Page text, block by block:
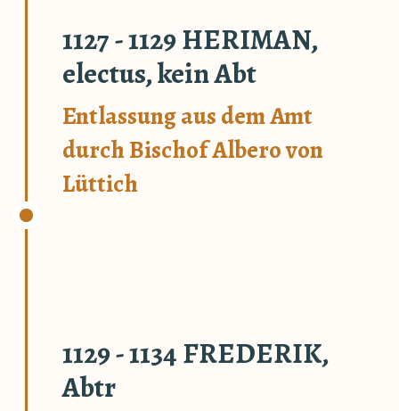
1127 - 1129 HERIMAN,
electus, kein Abt
Entlassung aus dem Amt
durch Bischof Albero von
Lüttich
1129 - 1134 FREDERIK,
Abtr